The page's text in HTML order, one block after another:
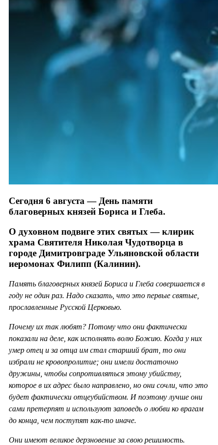
Сегодня 6 августа — День памяти
благоверных князей Бориса и Глеба.
О духовном подвиге этих святых — клирик
храма Святителя Николая Чудотворца в
городе Димитровграде Ульяновской области
иеромонах Филипп (Калинин).
Память благоверных князей Бориса и Глеба совершается в
году не один раз. Надо сказать, что это первые святые,
прославленные Русской Церковью.
Почему их так любят? Потому что они фактически
показали на деле, как исполнять волю Божию. Когда у них
умер отец и за отца им стал старший брат, то они
избрали не кровопролитие; они имели достаточно
дружины, чтобы сопротивляться этому убийству,
которое в их адрес было направлено, но они сочли, что это
будет фактически отцеубийством. И поэтому лучше они
сами претерпят и используют заповедь о любви ко врагам
до конца, чем поступят как-то иначе.
Они имеют великое дерзновение за свою решимость.